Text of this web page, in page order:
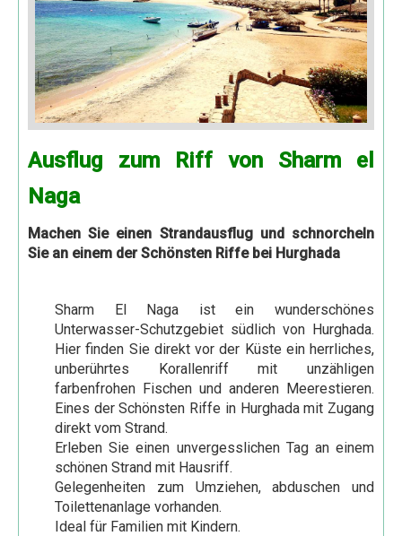
Nassersee Kreuzfahrten
4 Tage Nassersee Kreuzfahrt
5 Tage Nassersee Kreuzfahrt
8 Tage Nassersee Kreuzfahrt
Hurghada
Stadtrundfahrt Hurghada
Bootsausflüge rotes Meer
Delphin Tour
Giftun Insel
Paradies Insel
Meer und Sterne
Tauchen am Riff
Ausflüge in die Wüste
Wüstensafari mit dem Geländewagen
Ausflug zum Riff von Sharm el
Naga
Machen Sie einen Strandausflug und schnorcheln
Sie an einem der Schönsten Riffe bei Hurghada
Sharm El Naga ist ein wunderschönes
Unterwasser-Schutzgebiet südlich von Hurghada.
Hier finden Sie direkt vor der Küste ein herrliches,
unberührtes Korallenriff mit unzähligen
farbenfrohen Fischen und anderen Meerestieren.
Eines der Schönsten Riffe in Hurghada mit Zugang
direkt vom Strand.
Erleben Sie einen unvergesslichen Tag an einem
schönen Strand mit Hausriff.
Gelegenheiten zum Umziehen, abduschen und
Toilettenanlage vorhanden.
Ideal für Familien mit Kindern.